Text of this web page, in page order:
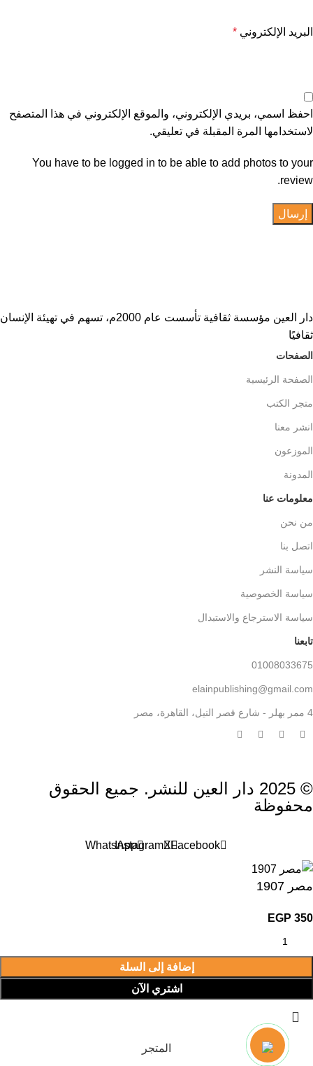
البريد الإلكتروني *
احفظ اسمي، بريدي الإلكتروني، والموقع الإلكتروني في هذا المتصفح
لاستخدامها المرة المقبلة في تعليقي.
You have to be logged in to be able to add photos to your
review.
دار العين مؤسسة ثقافية تأسست عام 2000م، تسهم في تهيئة الإنسان
ثقافيًا
الصفحات
الصفحة الرئيسية
متجر الكتب
انشر معنا
الموزعون
المدونة
معلومات عنا
من نحن
اتصل بنا
سياسة النشر
سياسة الخصوصية
سياسة الاسترجاع والاستبدال
تابعنا
01008033675
elainpublishing@gmail.com
4 ممر بهلر - شارع قصر النيل، القاهرة، مصر
© 2025 دار العين للنشر. جميع الحقوق
محفوظة
Facebook
X
Instagram
WhatsApp
مصر 1907
EGP 350
إضافة إلى السلة
اشتري الآن
المتجر